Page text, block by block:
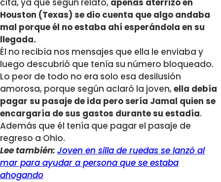
cita, ya que según relató, apenas aterrizó en
Houston (Texas) se dio cuenta que algo andaba
mal porque él no estaba ahí esperándola en su
llegada.
Él no recibía nos mensajes que ella le enviaba y
luego descubrió que tenía su número bloqueado.
Lo peor de todo no era solo esa desilusión
amorosa, porque según aclaró la joven,ella debía
pagar su pasaje de ida pero sería Jamal quien se
encargaría de sus gastos durante su estadía.
Además que él tenía que pagar el pasaje de
regreso a Ohio.
Lee también: Joven en silla de ruedas se lanzó al
mar para ayudar a persona que se estaba
ahogando